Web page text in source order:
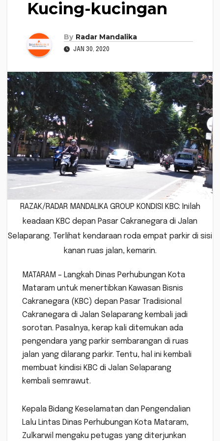
Kucing-kucingan
By Radar Mandalika
JAN 30, 2020
RAZAK/RADAR MANDALIKA GROUP KONDISI KBC: Inilah
keadaan KBC depan Pasar Cakranegara di Jalan
Selaparang. Terlihat kendaraan roda empat parkir di sisi
kanan ruas jalan, kemarin.
MATARAM – Langkah Dinas Perhubungan Kota
Mataram untuk menertibkan Kawasan Bisnis
Cakranegara (KBC) depan Pasar Tradisional
Cakranegara di Jalan Selaparang kembali jadi
sorotan. Pasalnya, kerap kali ditemukan ada
pengendara yang parkir sembarangan di ruas
jalan yang dilarang parkir. Tentu, hal ini kembali
membuat kindisi KBC di Jalan Selaparang
kembali semrawut.
Kepala Bidang Keselamatan dan Pengendalian
Lalu Lintas Dinas Perhubungan Kota Mataram,
Zulkarwil mengaku petugas yang diterjunkan